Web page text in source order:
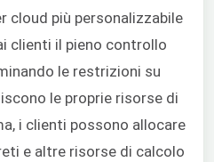
cloud più personalizzabile
clienti il pieno controllo
le restrizioni su
le proprie risorse di
i clienti possono allocare
e altre risorse di calcolo